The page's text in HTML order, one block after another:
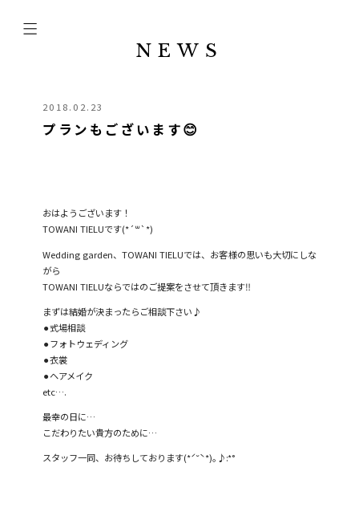
NEWS
2018.02.23
プランもございます😊
おはようございます！
TOWANI TIELUです(*´꒳`*)
Wedding garden、TOWANI TIELUでは、お客様の思いも大切にしな
がら
TOWANI TIELUならではのご提案をさせて頂きます‼︎
まずは結婚が決まったらご相談下さい♪
⚫︎式場相談
⚫︎フォトウェディング
⚫︎衣裳
⚫︎ヘアメイク
etc….
最幸の日に…
こだわりたい貴方のために…
スタッフ一同、お待ちしております(*ˊ˘ˋ*)｡♪︎:*°